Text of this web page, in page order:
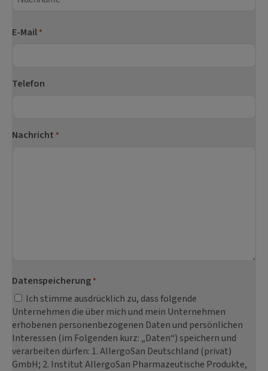
E-Mail *
Telefon
Nachricht *
Datenspeicherung *
Ich stimme ausdrücklich zu, dass folgende
Unternehmen die über mich und mein Unternehmen
erhobenen personenbezogenen Daten und persönlichen
Interessen (im Folgenden kurz: „Daten“) speichern und
verarbeiten dürfen: 1. AllergoSan Deutschland (privat)
GmbH; 2. Institut AllergoSan Pharmazeutische Produkte,